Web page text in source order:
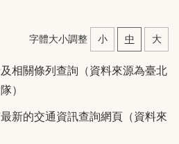
字體大小調整 小 中 大
及相關條列查詢（資料來源為臺北
）
最新的交通資訊查詢網頁（資料來